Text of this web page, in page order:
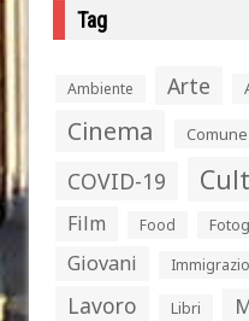
Tag
Ambiente Arte
Cinema
COVID-19
Film Food
Giovani
Lavoro Libri